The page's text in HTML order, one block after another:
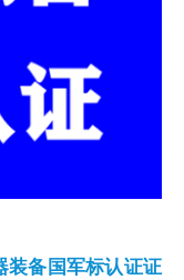
装备国军标认证证